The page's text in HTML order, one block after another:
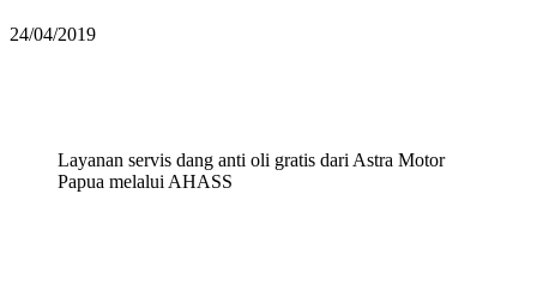
24/04/2019
Layanan servis dang anti oli gratis dari Astra Motor
Papua melalui AHASS